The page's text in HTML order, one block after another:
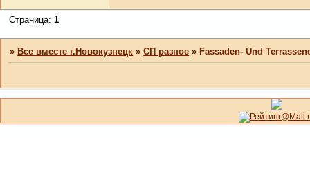
Страница:1
»Все вместе г.Новокузнецк »СП разное »Fassaden- Und